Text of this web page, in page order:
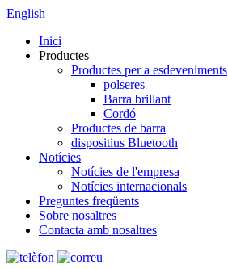
English
Inici
Productes
Productes per a esdeveniments
polseres
Barra brillant
Cordó
Productes de barra
dispositius Bluetooth
Notícies
Notícies de l'empresa
Notícies internacionals
Preguntes freqüents
Sobre nosaltres
Contacta amb nosaltres